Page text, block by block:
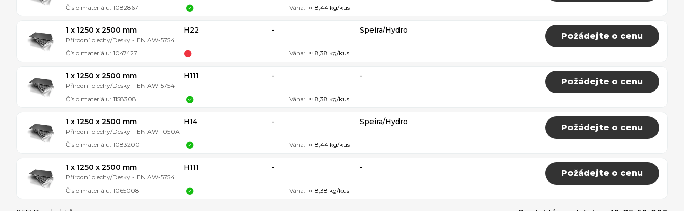
Číslo materiálu: 1082867 Váha: ≈ 8,44 kg/kus
1 x 1250 x 2500 mm
Přírodní plechy/Desky - EN AW-5754
Číslo materiálu: 1047427
H22 - Speira/Hydro
Požádejte o cenu
Váha: ≈ 8,38 kg/kus
1 x 1250 x 2500 mm
Přírodní plechy/Desky - EN AW-5754
Číslo materiálu: 1158308
H111 - -
Požádejte o cenu
Váha: ≈ 8,38 kg/kus
1 x 1250 x 2500 mm
Přírodní plechy/Desky - EN AW-1050A
Číslo materiálu: 1083200
H14 - Speira/Hydro
Požádejte o cenu
Váha: ≈ 8,44 kg/kus
1 x 1250 x 2500 mm
Přírodní plechy/Desky - EN AW-5754
Číslo materiálu: 1065008
H111 - -
Požádejte o cenu
Váha: ≈ 8,38 kg/kus